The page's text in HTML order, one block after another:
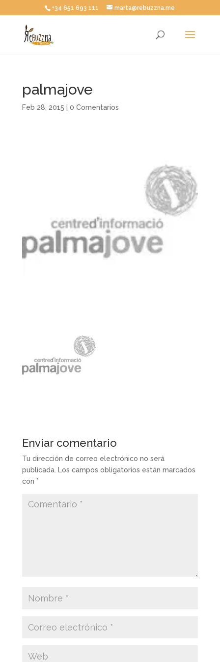
+34 651 693 111 marta@rebuzzna.me
palmajove
Feb 28, 2015 0 Comentarios
Enviar comentario
Tu dirección de correo electrónico no será
publicada. Los campos obligatorios están marcados
con *